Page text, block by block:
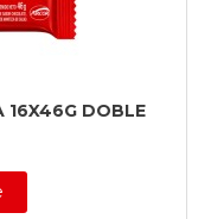
16X46G DOBLE